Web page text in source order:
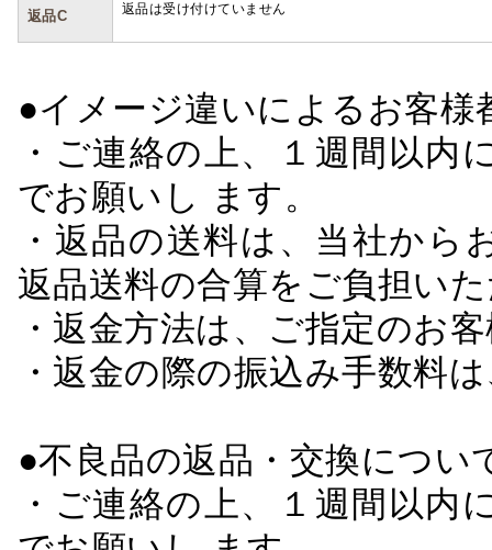
返品C 返品は受け付けていません
●イメージ違いによるお客
・ご連絡の上、１週間以
でお願いし ます。
・返品の送料は、当社か
返品送料の合算をご負担い
・返金方法は、ご指定のお
・返金の際の振込み手数料
●不良品の返品・交換につい
・ご連絡の上、１週間以